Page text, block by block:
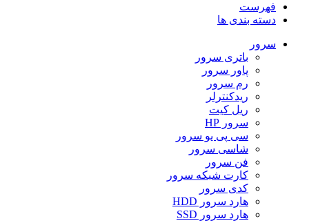
فهرست
دسته بندی ها
سرور
باتری سرور
پاور سرور
رم سرور
ریدکنترلر
ریل کیت
سرور HP
سی پی یو سرور
شاسی سرور
فن سرور
کارت شبکه سرور
کدی سرور
هارد سرور HDD
هارد سرور SSD